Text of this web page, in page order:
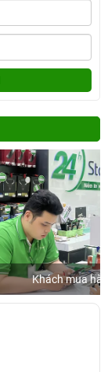
Khách mua